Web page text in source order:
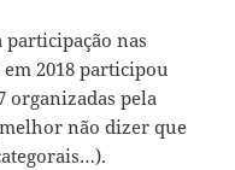
nas
2018 participou
organizadas pela
não dizer que